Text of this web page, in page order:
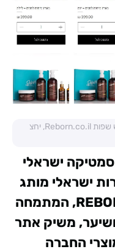
צילום: אתר מכירות און ליין בינלאומי בשלוש שפות Reborn.co.il, יחצ
ישראלי
ישראלי מותג
ישראלי-בינלאומי חדש REBORN, המתמחה
משיק אתר
החברה